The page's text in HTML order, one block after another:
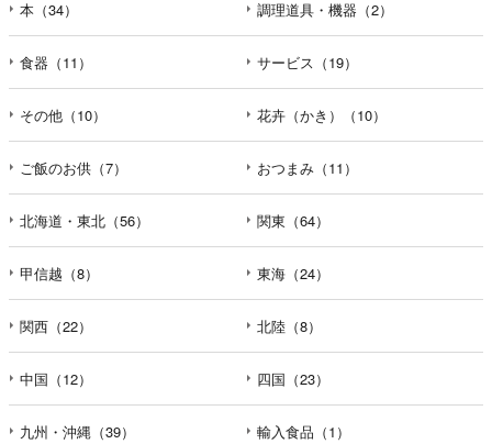
本（34） 調理道具・機器（2）
食器（11） サービス（19）
その他（10） 花卉（かき）（10）
ご飯のお供（7） おつまみ（11）
北海道・東北（56） 関東（64）
甲信越（8） 東海（24）
関西（22） 北陸（8）
中国（12） 四国（23）
九州・沖縄（39） 輸入食品（1）